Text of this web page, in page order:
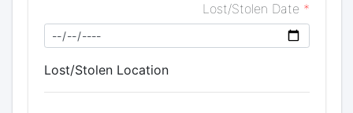
Lost/Stolen Date *
Lost/Stolen Location